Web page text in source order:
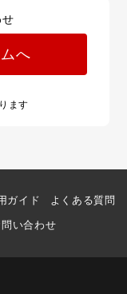
へ
ます
ガイド よくある質問
問い合わせ